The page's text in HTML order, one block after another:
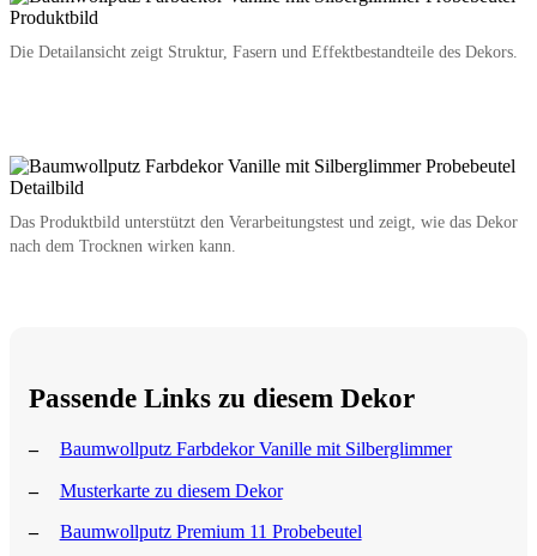
Die Detailansicht zeigt Struktur, Fasern und Effektbestandteile des Dekors.
Das Produktbild unterstützt den Verarbeitungstest und zeigt, wie das Dekor
nach dem Trocknen wirken kann.
Passende Links zu diesem Dekor
Baumwollputz Farbdekor Vanille mit Silberglimmer
Musterkarte zu diesem Dekor
Baumwollputz Premium 11 Probebeutel